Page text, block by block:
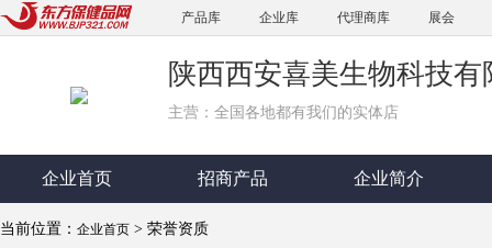
产品库 企业库 代理商库 展会
陕西西安喜美生物科技有
主营：全国各地都有我们的实体店
企业首页 招商产品 企业简介
当前位置： 企业首页 > 荣誉资质